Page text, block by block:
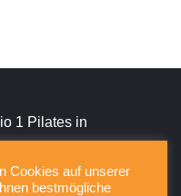
1 Pilates in
Cookies auf unserer
bestmögliche